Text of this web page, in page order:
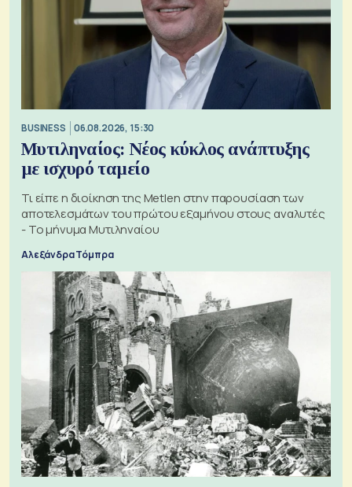
BUSINESS 06.08.2026, 15:30
Μυτιληναίος: Νέος κύκλος ανάπτυξης
με ισχυρό ταμείο
Τι είπε η διοίκηση της Metlen στην παρουσίαση των
αποτελεσμάτων του πρώτου εξαμήνου στους αναλυτές
- Το μήνυμα Μυτιληναίου
Αλεξάνδρα Τόμπρα